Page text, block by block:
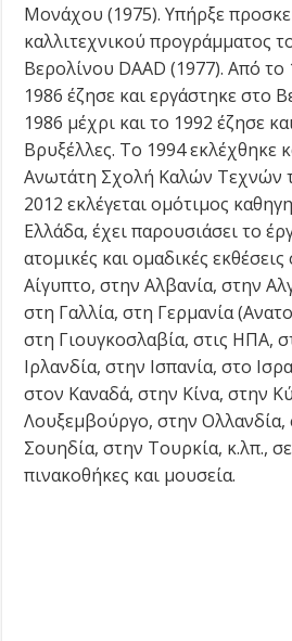
Μονάχου (1975). Υπήρξε
καλλιτεχνικού προγράμματος
Βερολίνου DAAD (1977). Από το
1986 έζησε και εργάστηκε στο
1986 μέχρι και το 1992 έζησε
Βρυξέλλες. Tο 1994 εκλέχθηκε
Ανωτάτη Σχολή Καλών Τεχνών
2012 εκλέγεται ομότιμος
Ελλάδα, έχει παρουσιάσει το
ατομικές και ομαδικές
Αίγυπτο, στην Αλβανία, στην
στη Γαλλία, στη Γερμανία
στη Γιουγκοσλαβία, στις HΠA,
Ιρλανδία, στην Iσπανία, στο
στον Καναδά, στην Kίνα, στην
Λουξεμβούργο, στην Ολλανδία,
Σουηδία, στην Τουρκία, κ.λπ., σε
πινακοθήκες και μουσεία.